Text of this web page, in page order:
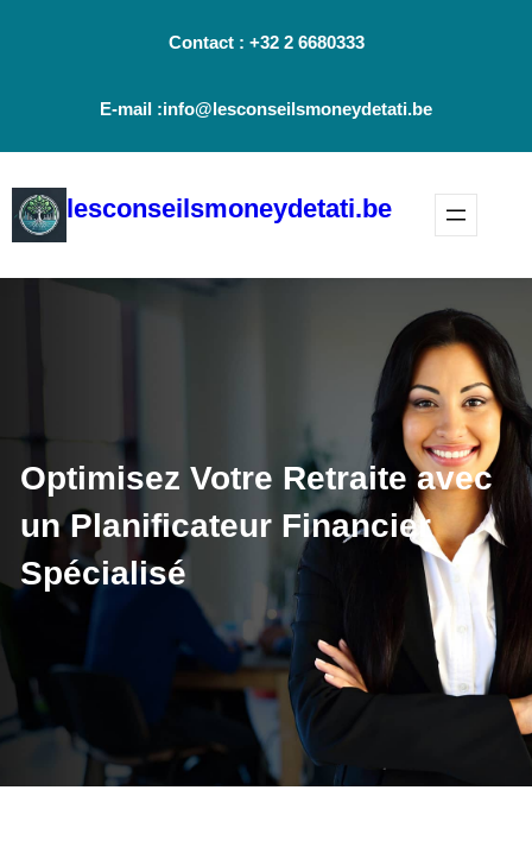
Contact : +32 2 6680333
E-mail :info@lesconseilsmoneydetati.be
lesconseilsmoneydetati.be
Optimisez Votre Retraite avec
un Planificateur Financier
Spécialisé